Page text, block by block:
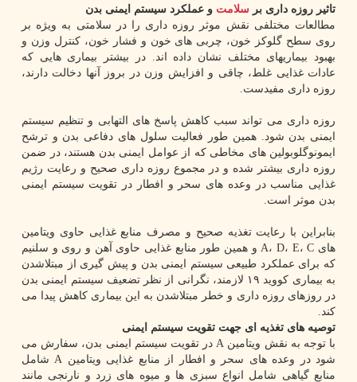
تاثیر روزه داری بر سلامت و عملکرد سیستم ایمنی بدن
مطالعات مختلفی نقش موثر روزه داری را در سلامتی به ویژه بر
روی سطح گلوکز خون، چربی های خون و فشار خون، کنترل وزن و
بهبود بیماریهای مختلف نشان داده اند. در بیشتر بیماری هایی که
عادات غذایی غلط، چاقی و افزایش وزن در بروز آنها دخالت دارند،
روزه داری مفیدست.
روزه داری می تواند سبب کاهش پاسخ های التهابی و تنظیم سیستم
ایمنی بدن شود. همین طور فعالیت سلول های دفاعی بدن و ترشح
ایمونوگلوبولین های مخاطی که از عوامل ایمنی بدن هستند، در ضمن
روزه داری بیشتر شده و در مجموع روزه داری صحیح و رعایت رژیم
غذایی مناسب در وعده های سحر و افطار در تقویت سیستم ایمنی
بدن موثر است.
بنابراین با رعایت تغذیه صحیح و مصرف منابع غذایی حاوی ویتامین
های A، D، E، C و همین طور منابع غذایی حاوی آهن و روی و سلنیم
که برای عملکرد طبیعی سیستم ایمنی بدن و پیش گیری از مبتلاشدن
به بیماری کووید ۱۹ لازمند، نگرانی از نظر تضعیف سیستم ایمنی بدن
در روزهای روزه داری و خطر مبتلاشدن به این بیماری کاهش پیدا می
کند.
توصیه های تغذیه ای جهت تقویت سیستم ایمنی
با توجه به نقش ویتامین A در تقویت سیستم ایمنی بدن، سفارش می
شود در وعده های سحر و افطار از منابع غذایی ویتامین A شامل
منابع گیاهی شامل انواع سبزی ها و میوه های زرد و نارنجی مانند